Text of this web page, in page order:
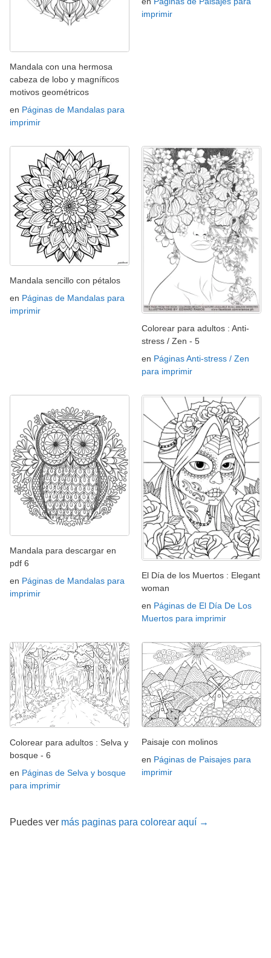
Mandala con una hermosa
cabeza de lobo y magníficos
motivos geométricos
en Páginas de Mandalas para
imprimir
imprimir
Mandala sencillo con pétalos
en Páginas de Mandalas para
imprimir
Colorear para adultos : Anti-
stress / Zen - 5
en Páginas Anti-stress / Zen
para imprimir
Mandala para descargar en
pdf 6
en Páginas de Mandalas para
imprimir
El Día de los Muertos : Elegant
woman
en Páginas de El Día De Los
Muertos para imprimir
Colorear para adultos : Selva y
bosque - 6
en Páginas de Selva y bosque
para imprimir
Paisaje con molinos
en Páginas de Paisajes para
imprimir
Puedes ver más paginas para colorear aquí →